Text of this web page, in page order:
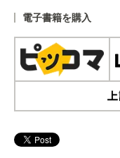
電子書籍を購入